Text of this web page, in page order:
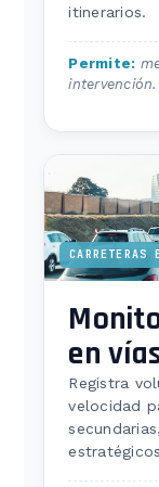
itinerarios.
Permite:
intervención.
CARRETERAS
en
Registra
velocidad